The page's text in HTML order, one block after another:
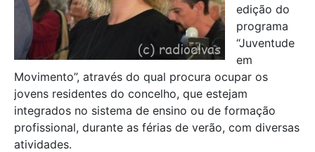
edição do
programa
“Juventude
em
Movimento”, através do qual procura ocupar os
jovens residentes do concelho, que estejam
integrados no sistema de ensino ou de formação
profissional, durante as férias de verão, com diversas
atividades.